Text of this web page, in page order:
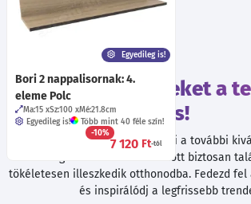
Egyedileg is!
Bori 2 nappalisornak: 4.
eleme Polc
Ma:15 Sz:100 Mé:21.8cm
Egyedileg is!
Több mint 40 féle szín!
-10%
7 120 Ft-tól
Tekintsd meg ezeket a
is!
Böngészés közben ne hagyd ki a további
Válogatott termékeink között biztosan
tökéletesen illeszkedik otthonodba. Fedezd fel
és inspirálódj a legfrissebb